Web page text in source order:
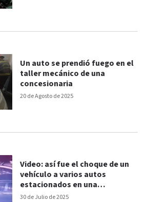
20 de Agosto de 2025
Un auto se prendió fuego en el
taller mecánico de una
concesionaria
30 de Julio de 2025
Video: así fue el choque de un
vehículo a varios autos
estacionados en una
concesionaria